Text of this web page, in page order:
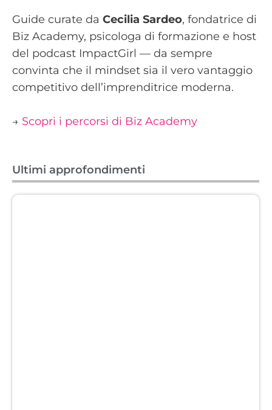
Guide curate da Cecilia Sardeo, fondatrice di
Biz Academy, psicologa di formazione e host
del podcast ImpactGirl — da sempre
convinta che il mindset sia il vero vantaggio
competitivo dell’imprenditrice moderna.
→ Scopri i percorsi di Biz Academy
Ultimi approfondimenti